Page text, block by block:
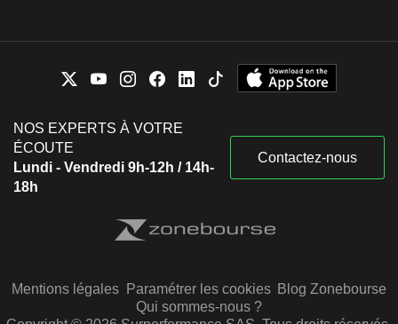
NOS EXPERTS À VOTRE
ÉCOUTE
Lundi - Vendredi 9h-12h / 14h-
18h
Contactez-nous
Mentions légales Paramétrer les cookies Blog Zonebourse
Qui sommes-nous ?